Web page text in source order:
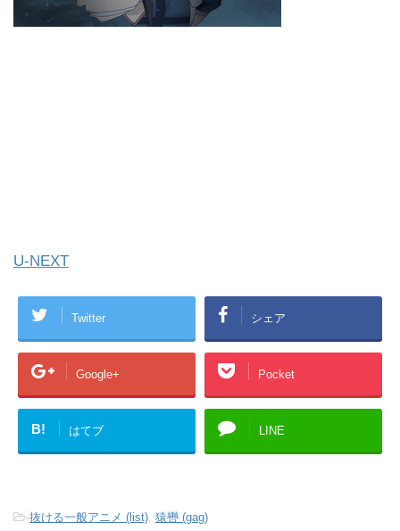
U-NEXT
Twitter シェア
Google+ Pocket
B! はてブ LINE
-抜ける一般アニメ (list), 猿轡 (gag)